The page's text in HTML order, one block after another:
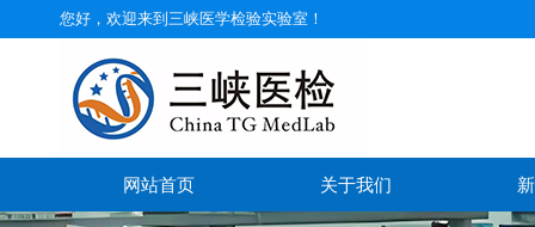
您好，欢迎来到三峡医学检验实验室！
网站首页 关于我们